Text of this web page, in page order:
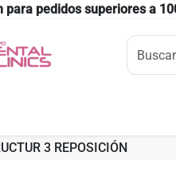
para pedidos superiores a
3 REPOSICIÓN